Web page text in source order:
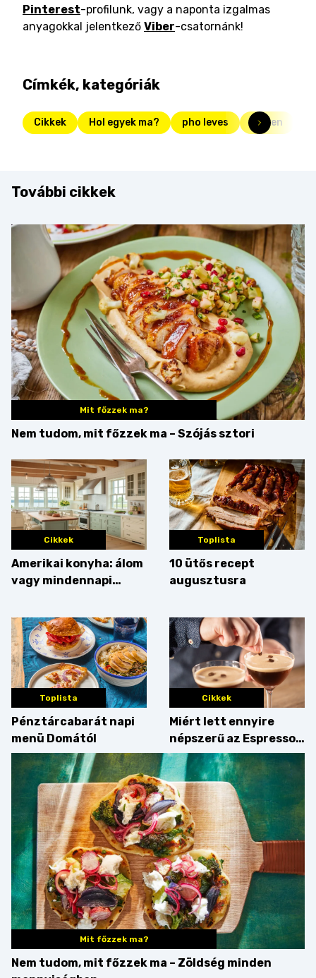
Pinterest-profilunk, vagy a naponta izgalmas
anyagokkal jelentkező Viber-csatornánk!
Címkék, kategóriák
Cikkek Hol egyek ma? pho leves ramen
További cikkek
Mit főzzek ma?
Nem tudom, mit főzzek ma – Szójás sztori
Cikkek
Amerikai konyha: álom
vagy mindennapi
az érveket
Toplista
10 ütős recept
augusztusra
Toplista
Pénztárcabarát napi
menü Domától
Cikkek
Miért lett ennyire
népszerű az Espresso
Martini – és mit
érdemes enni mellé?
Mit főzzek ma?
Nem tudom, mit főzzek ma – Zöldség minden